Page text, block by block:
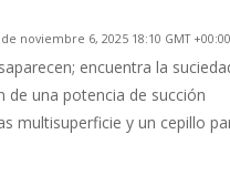
noviembre 6, 2025 18:10 GMT
encuentra la
de una potencia de succión
multisuperficie y un cepillo